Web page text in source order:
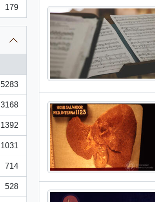
179
5283
3168
1392
1031
714
528